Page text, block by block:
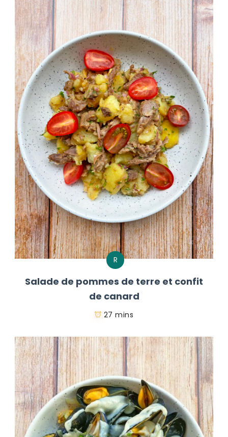
R
Salade de pommes de terre et confit
de canard
27 mins